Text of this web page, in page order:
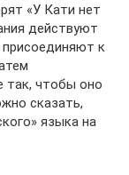
«У Кати нет
действуют
к
так, чтобы оно
сказать,
языка на